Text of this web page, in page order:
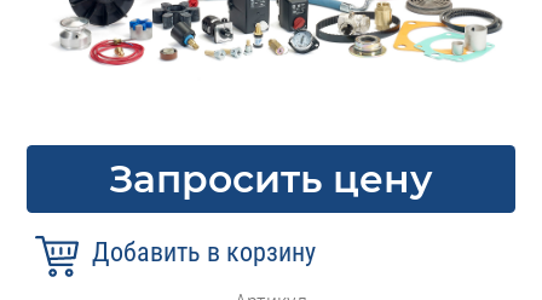
Запросить цену